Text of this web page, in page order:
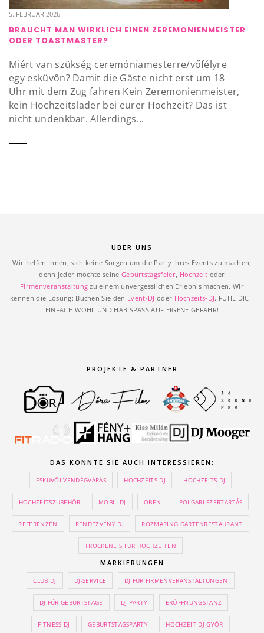
5. FEBRUAR 2026
BRAUCHT MAN WIRKLICH EINEN ZEREMONIENMEISTER
ODER TOASTMASTER?
Miért van szükség ceremóniamesterre/vőfélyre
egy esküvőn? Damit die Gäste nicht erst um 18
Uhr mit dem Zug fahren Kein Zeremonienmeister,
kein Hochzeitslader bei eurer Hochzeit? Das ist
nicht undenkbar. Allerdings...
ÜBER UNS
Wir helfen Ihnen, sich keine Sorgen um die Party Ihres Events zu machen,
denn jeder möchte seine Geburtstagsfeier Hochzeit oder
Firmenveranstaltung zu einem unvergesslichen Erlebnis machen. Wir
kennen die Lösung: Buchen Sie den Event-DJ oder Hochzeits-DJ. FÜHL DICH
EINFACH WOHL UND HAB SPASS AUF EIGENE GEFAHR!
PROJEKTE & PARTNER
DAS KÖNNTE SIE AUCH INTERESSIEREN:
ESKÜVŐI VENDÉGVÁRÁS HOCHZEITS-DJ HOCHZEITS-DJ
HOCHZEITSZUBEHÖR MOBIL DJ OBEN POLGARI SZERTARTÁS
REFERENZEN RENDEZVÉNY DJ ROZMARING GARTENRESTAURANT
TROCKENEIS FÜR HOCHZEITEN
MARKIERUNGEN
CLUB DJ DJ-SERVICE DJ FÜR FIRMENVERANSTALTUNGEN
DJ FÜR GEBURTSTAGE DJ PARTY ERÖFFNUNGSTANZ
FITNESS-DJ GEBURTSTAGSPARTY HOCHZEIT DJ GYŐR